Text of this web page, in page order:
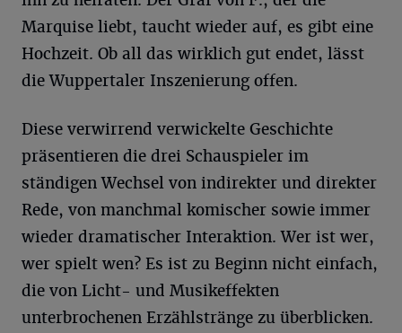
Marquise liebt, taucht wieder auf, es gibt eine
Hochzeit. Ob all das wirklich gut endet, lässt
die Wuppertaler Inszenierung offen.
Diese verwirrend verwickelte Geschichte
präsentieren die drei Schauspieler im
ständigen Wechsel von indirekter und direkter
Rede, von manchmal komischer sowie immer
wieder dramatischer Interaktion. Wer ist wer,
wer spielt wen? Es ist zu Beginn nicht einfach,
die von Licht- und Musikeffekten
unterbrochenen Erzählstränge zu überblicken.